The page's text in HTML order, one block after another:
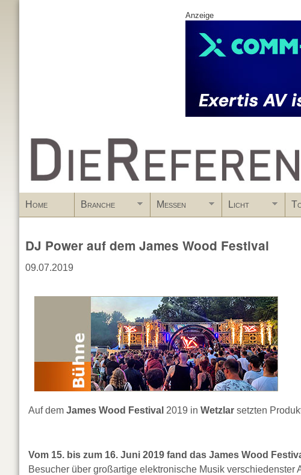
Anzeige
www.DieReferenz.de
Home Branche Messen Licht
DJ Power auf dem James Wood Festival
09.07.2019
Auf dem James Wood Festival 2019 in Wetzlar setzten
Vom 15. bis zum 16. Juni 2019 fand das James Wood
Besucher über großartige elektronische Musik verschiedenster